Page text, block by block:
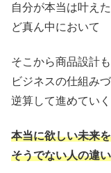
自分が本当は叶え
ど真ん中において
そこから商品設計も
ビジネスの仕組み
逆算して進めていく
本当に欲しい未来
そうでない人の違い